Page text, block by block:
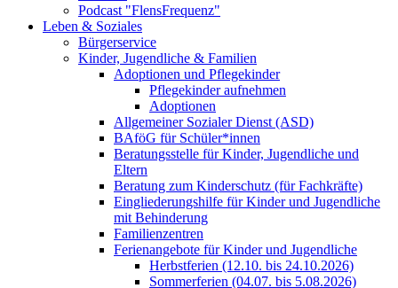
Podcast "FlensFrequenz"
Leben & Soziales
Bürgerservice
Kinder, Jugendliche & Familien
Adoptionen und Pflegekinder
Pflegekinder aufnehmen
Adoptionen
Allgemeiner Sozialer Dienst (ASD)
BAföG für Schüler*innen
Beratungsstelle für Kinder, Jugendliche und
Eltern
Beratung zum Kinderschutz (für Fachkräfte)
Eingliederungshilfe für Kinder und Jugendliche
mit Behinderung
Familienzentren
Ferienangebote für Kinder und Jugendliche
Herbstferien (12.10. bis 24.10.2026)
Sommerferien (04.07. bis 5.08.2026)